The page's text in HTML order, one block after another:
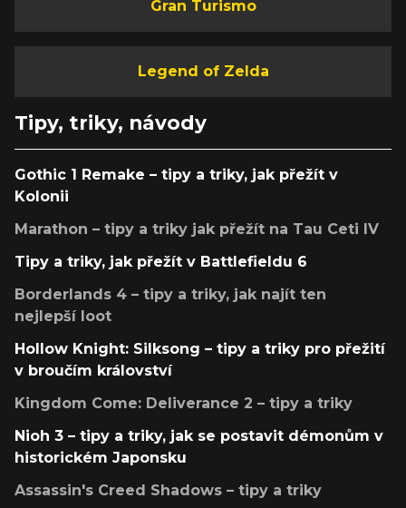
Gran Turismo
Legend of Zelda
Tipy, triky, návody
Gothic 1 Remake – tipy a triky, jak přežít v
Kolonii
Marathon – tipy a triky jak přežít na Tau Ceti IV
Tipy a triky, jak přežít v Battlefieldu 6
Borderlands 4 – tipy a triky, jak najít ten
nejlepší loot
Hollow Knight: Silksong – tipy a triky pro přežití
v broučím království
Kingdom Come: Deliverance 2 – tipy a triky
Nioh 3 – tipy a triky, jak se postavit démonům v
historickém Japonsku
Assassin's Creed Shadows – tipy a triky